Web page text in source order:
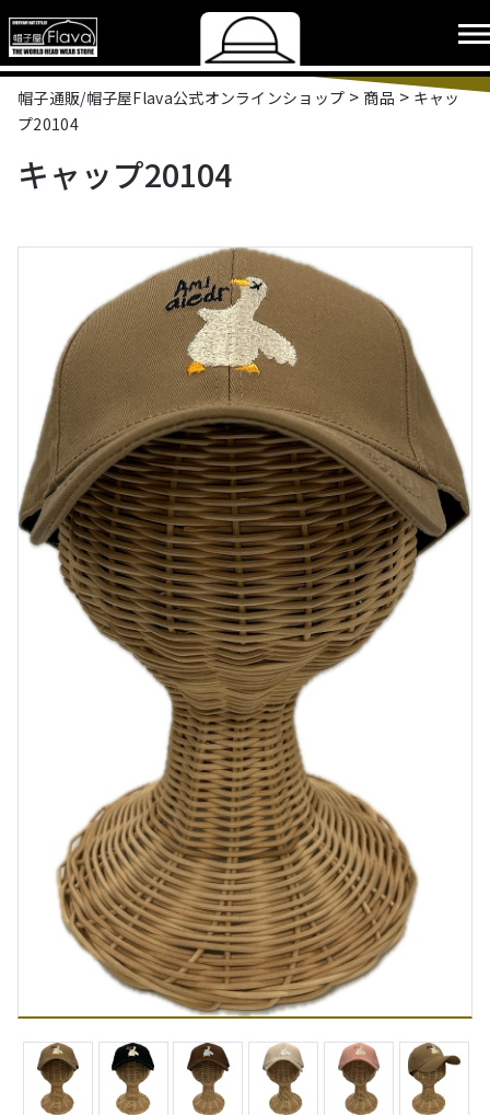
帽子通販/帽子屋Flava公式オンラインショップ > 商品 > キャッ
プ20104
キャップ20104